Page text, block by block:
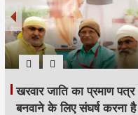
भदंत ज्ञानेश्वर की 88 वीं
जयंती धूम धाम से मनाई गई।